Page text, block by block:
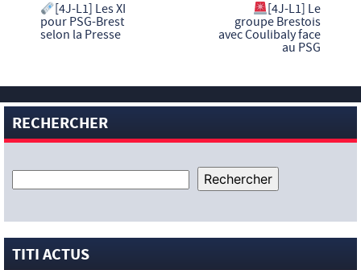
[4J-L1] Les XI
pour PSG-Brest
selon la Presse
[4J-L1] Le
groupe Brestois
avec Coulibaly face
au PSG
RECHERCHER
TITI ACTUS